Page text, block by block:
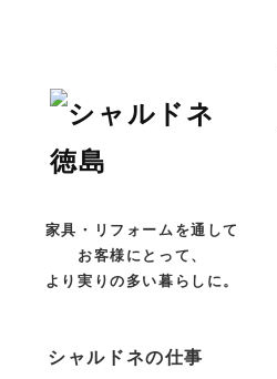
家具・リフォームを通して
お客様にとって、
より実りの多い暮らしに。
シャルドネの仕事